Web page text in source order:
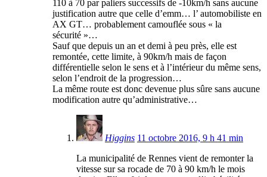
110 à 70 par paliers successifs de -10km/h sans aucune
justification autre que celle d’emm… l’ automobiliste en
AX GT… probablement camouflée sous « la
sécurité »…
Sauf que depuis un an et demi à peu près, elle est
remontée, cette limite, à 90km/h mais de façon
différentielle selon le sens et à l’intérieur du même sens,
selon l’endroit de la progression…
La même route est donc devenue plus sûre sans aucune
modification autre qu’administrative…
Higgins 11 octobre 2016, 9 h 41 min
La municipalité de Rennes vient de remonter la
vitesse sur sa rocade de 70 à 90 km/h le mois